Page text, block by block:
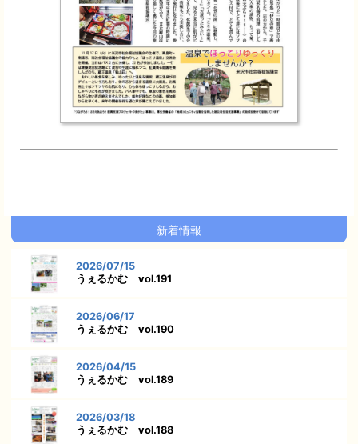
新着情報
2026/07/15
うぇるかむ vol.191
2026/06/17
うぇるかむ vol.190
2026/04/15
うぇるかむ vol.189
2026/03/18
うぇるかむ vol.188